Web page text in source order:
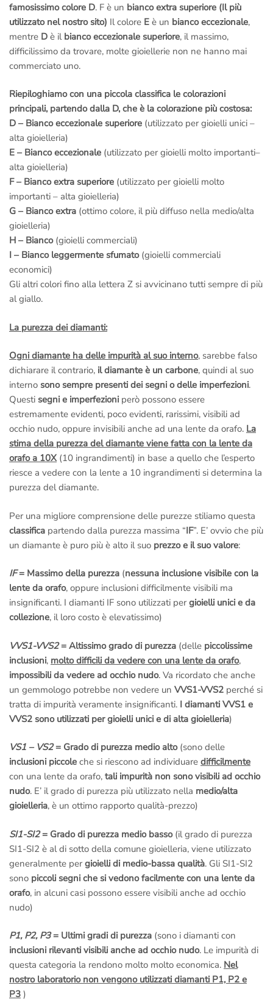
famosissimo colore D. F è un bianco extra superiore (Il più
utilizzato nel nostro sito) Il colore E è un bianco eccezionale,
mentre D è il bianco eccezionale superiore, il massimo,
difficilissimo da trovare, molte gioiellerie non ne hanno mai
commerciato uno.
Riepiloghiamo con una piccola classifica le colorazioni
principali, partendo dalla D, che è la colorazione più costosa:
D – Bianco eccezionale superiore (utilizzato per gioielli unici –
alta gioielleria)
E – Bianco eccezionale (utilizzato per gioielli molto importanti–
alta gioielleria)
F – Bianco extra superiore (utilizzato per gioielli molto
importanti – alta gioielleria)
G – Bianco extra (ottimo colore, il più diffuso nella medio/alta
gioielleria)
H – Bianco(gioielli commerciali)
I – Bianco leggermente sfumato(gioielli commerciali
economici)
Gli altri colori fino alla lettera Z si avvicinano tutti sempre di più
al giallo.
La purezza dei diamanti:
Ogni diamante ha delle impurità al suo interno, sarebbe falso
dichiarare il contrario, il diamante è un carbone, quindi al suo
interno sono sempre presenti dei segni o delle imperfezioni.
Questi segni e imperfezioni però possono essere
estremamente evidenti, poco evidenti, rarissimi, visibili ad
occhio nudo, oppure invisibili anche ad una lente da orafo. La
stima della purezza del diamante viene fatta con la lente da
orafo a 10X(10 ingrandimenti) in base a quello che l’esperto
riesce a vedere con la lente a 10 ingrandimenti si determina la
purezza del diamante.
Per una migliore comprensione delle purezze stiliamo questa
classifica partendo dalla purezza massima “IF”. E’ ovvio che più
un diamante è puro più è alto il suo prezzo e il suo valore:
IF= Massimo della purezza (nessuna inclusione visibile con la
lente da orafo, oppure inclusioni difficilmente visibili ma
insignificanti. I diamanti IF sono utilizzati per gioielli unici e da
collezione, il loro costo è elevatissimo)
VVS1-VVS2= Altissimo grado di purezza (delle piccolissime
inclusioni, molto difficili da vedere con una lente da orafo,
impossibili da vedere ad occhio nudo. Va ricordato che anche
un gemmologo potrebbe non vedere un VVS1-VVS2 perché si
tratta di impurità veramente insignificanti. I diamanti VVS1 e
VVS2 sono utilizzati per gioielli unici e di alta gioielleria)
VS1 – VS2= Grado di purezza medio alto(sono delle
inclusioni piccole che si riescono ad individuare difficilmente
con una lente da orafo, tali impurità non sono visibili ad occhio
nudo. E’ il grado di purezza più utilizzato nella medio/alta
gioielleria, è un ottimo rapporto qualità-prezzo)
SI1-SI2= Grado di purezza medio basso(il grado di purezza
SI1-SI2 è al di sotto della comune gioielleria, viene utilizzato
generalmente per gioielli di medio-bassa qualità. Gli SI1-SI2
sono piccoli segni che si vedono facilmente con una lente da
orafo, in alcuni casi possono essere visibili anche ad occhio
nudo)
P1, P2, P3= Ultimi gradi di purezza (sono i diamanti con
inclusioni rilevanti visibili anche ad occhio nudo. Le impurità di
questa categoria la rendono molto molto economica. Nel
nostro laboratorio non vengono utilizzati diamanti P1, P2 e
P3 )